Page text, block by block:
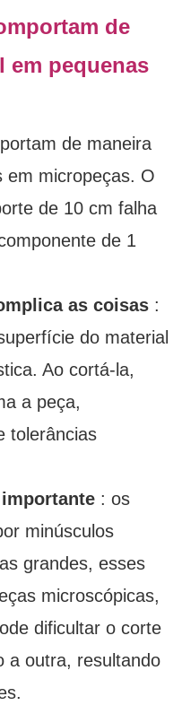
de
em pequenas
de maneira
em micropeças. O
de 10 cm falha
de 1
as coisas:
do material
Ao cortá-la,
a peça,
tolerâncias
: os
minúsculos
grandes, esses
microscópicas,
dificultar o corte
a outra, resultando